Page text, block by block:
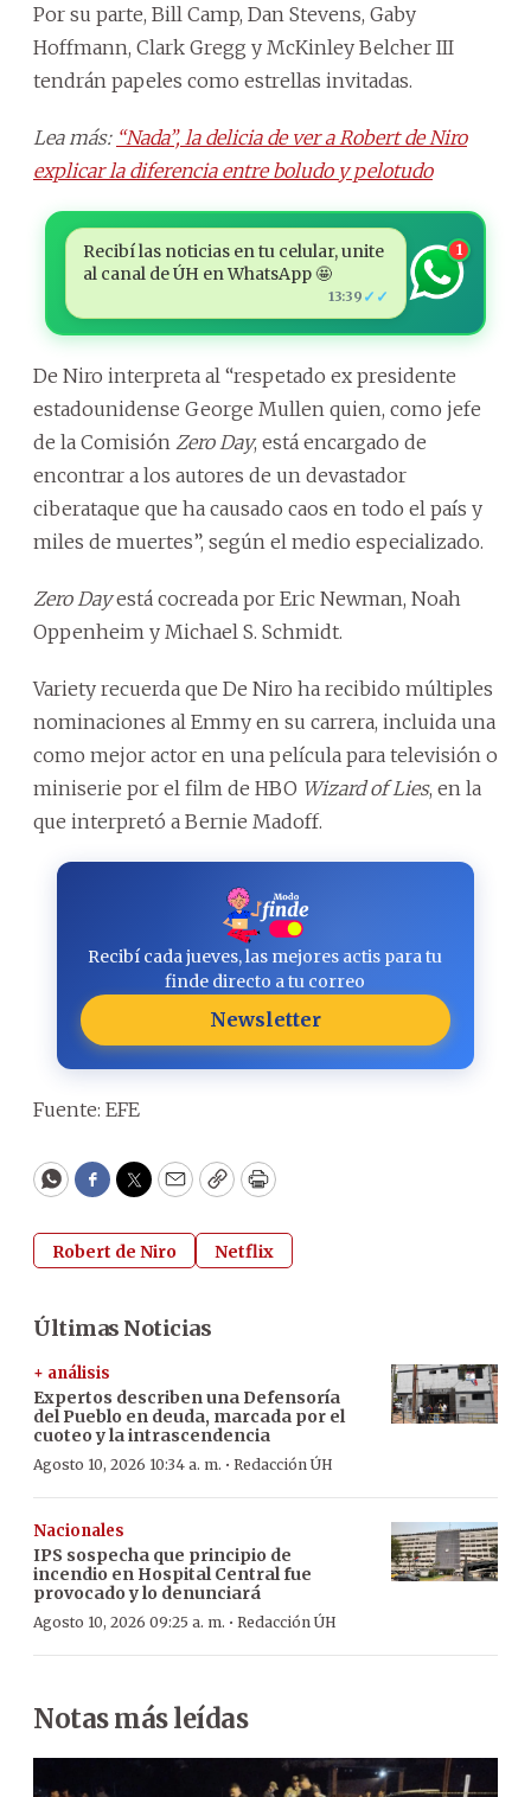
Por su parte, Bill Camp, Dan Stevens, Gaby
Hoffmann, Clark Gregg y McKinley Belcher III
tendrán papeles como estrellas invitadas.
Lea más: “Nada”, la delicia de ver a Robert de Niro
explicar la diferencia entre boludo y pelotudo
Recibí las noticias en tu celular, unite
al canal de ÚH en WhatsApp 🤩
13:39 ✓✓
1
De Niro interpreta al “respetado ex presidente
estadounidense George Mullen quien, como jefe
de la Comisión Zero Day, está encargado de
encontrar a los autores de un devastador
ciberataque que ha causado caos en todo el país y
miles de muertes”, según el medio especializado.
Zero Dayestá cocreada por Eric Newman, Noah
Oppenheim y Michael S. Schmidt.
Variety recuerda que De Niro ha recibido múltiples
nominaciones al Emmy en su carrera, incluida una
como mejor actor en una película para televisión o
miniserie por el film de HBO Wizard of Lies, en la
que interpretó a Bernie Madoff.
Recibí cada jueves, las mejores actis para tu
finde directo a tu correo
Newsletter
Fuente: EFE
WhatsApp
Facebook
Twitter
EmailCopyPrint
Robert de Niro Netflix
Últimas Noticias
+ análisis
Expertos describen una Defensoría
del Pueblo en deuda, marcada por el
cuoteo y la intrascendencia
Agosto 10, 2026 10:34 a. m. · Redacción ÚH
Nacionales
IPS sospecha que principio de
incendio en Hospital Central fue
provocado y lo denunciará
Agosto 10, 2026 09:25 a. m. · Redacción ÚH
Notas más leídas